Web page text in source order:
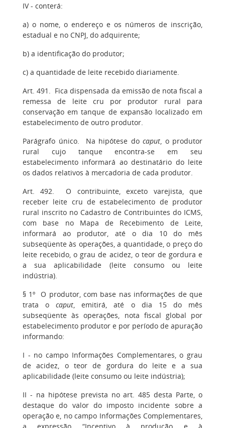
IV - conterá:
a) o nome, o endereço e os números de inscrição,
estadual e no CNPJ, do adquirente;
b) a identificação do produtor;
c) a quantidade de leite recebido diariamente.
Art. 491. Fica dispensada da emissão de nota fiscal a
remessa de leite cru por produtor rural para
conservação em tanque de expansão localizado em
estabelecimento de outro produtor.
Parágrafo único. Na hipótese do caput, o produtor
rural cujo tanque encontra-se em seu
estabelecimento informará ao destinatário do leite
os dados relativos à mercadoria de cada produtor.
Art. 492. O contribuinte, exceto varejista, que
receber leite cru de estabelecimento de produtor
rural inscrito no Cadastro de Contribuintes do ICMS,
com base no Mapa de Recebimento de Leite,
informará ao produtor, até o dia 10 do mês
subseqüente às operações, a quantidade, o preço do
leite recebido, o grau de acidez, o teor de gordura e
a sua aplicabilidade (leite consumo ou leite
indústria).
§ 1º O produtor, com base nas informações de que
trata ocaput, emitirá, até o dia 15 do mês
subseqüente às operações, nota fiscal global por
estabelecimento produtor e por período de apuração
informando:
I - no campo Informações Complementares, o grau
de acidez, o teor de gordura do leite e a sua
aplicabilidade (leite consumo ou leite indústria);
II - na hipótese prevista no art. 485 desta Parte, o
destaque do valor do imposto incidente sobre a
operação e, no campo Informações Complementares,